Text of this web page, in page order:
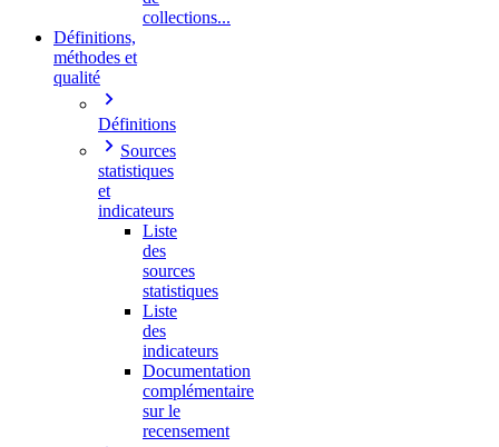
collections...
Définitions,
méthodes et
qualité
Définitions
Sources
statistiques
et
indicateurs
Liste
des
sources
statistiques
Liste
des
indicateurs
Documentation
complémentaire
sur le
recensement